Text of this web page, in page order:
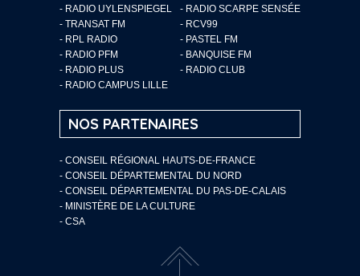
- RADIO UYLENSPIEGEL
- RADIO SCARPE SENSÉE
- TRANSAT FM
- RCV99
- RPL RADIO
- PASTEL FM
- RADIO PFM
- BANQUISE FM
- RADIO PLUS
- RADIO CLUB
- RADIO CAMPUS LILLE
NOS PARTENAIRES
- CONSEIL RÉGIONAL HAUTS-DE-FRANCE
- CONSEIL DÉPARTEMENTAL DU NORD
- CONSEIL DÉPARTEMENTAL DU PAS-DE-CALAIS
- MINISTÈRE DE LA CULTURE
- CSA